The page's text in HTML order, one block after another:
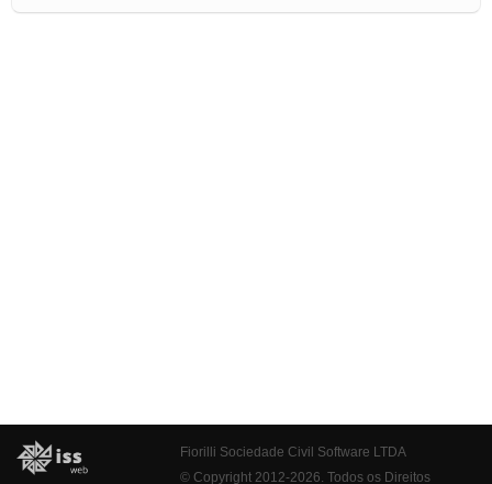
Fiorilli Sociedade Civil Software LTDA
© Copyright 2012-2026. Todos os Direitos